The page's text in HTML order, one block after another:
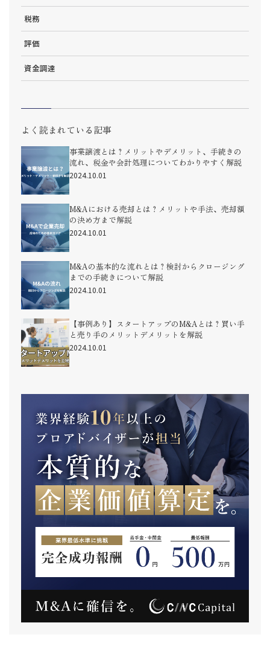
税務
評価
資金調達
よく読まれている記事
事業譲渡とは？メリットやデメリット、手続きの
流れ、税金や会計処理についてわかりやすく解説
2024.10.01
M&Aにおける売却とは？メリットや手法、売却額
の決め方まで解説
2024.10.01
M&Aの基本的な流れとは？検討からクロージング
までの手続きについて解説
2024.10.01
【事例あり】スタートアップのM&Aとは？買い手
と売り手のメリットデメリットを解説
2024.10.01